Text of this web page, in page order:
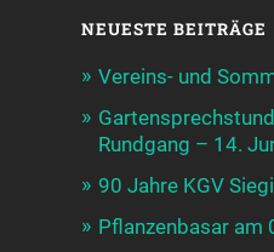
NEUESTE BEITRÄGE
Vereins- und
Rundgang – 14.
90 Jahre KGV
Pflanzenbasar am